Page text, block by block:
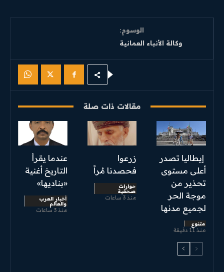
الوسوم:
وكالة الأنباء العمانية
مقالات ذات صلة
إيطاليا تصدر
أعلى مستوى
تحذير من
موجة الحر
لجميع مدنها
متنوع
منذ 11 دقيقة
زرعوا
فحصدنا مُراً
حوارات
صحفية
منذ 3 ساعات
عندما يقرأ
التاريخ أغنية
«بناديها»
أخبار العرب
والعالم
منذ 3 ساعات